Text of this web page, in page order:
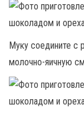
Муку соедините с
молочно-яичную